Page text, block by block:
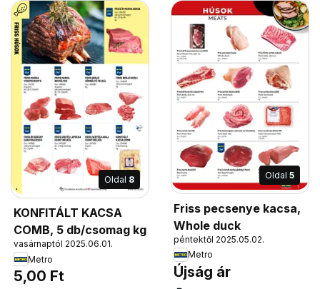
Oldal 8
KONFITÁLT KACSA
COMB, 5 db/csomag kg
vasárnaptól 2025.06.01.
Metro
5,00 Ft
Oldal 5
Friss pecsenye kacsa,
Whole duck
péntektől 2025.05.02.
Metro
Újság ár